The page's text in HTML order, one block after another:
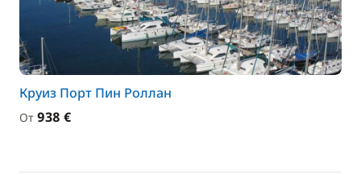
Круиз Порт Пин Роллан
От 938 €